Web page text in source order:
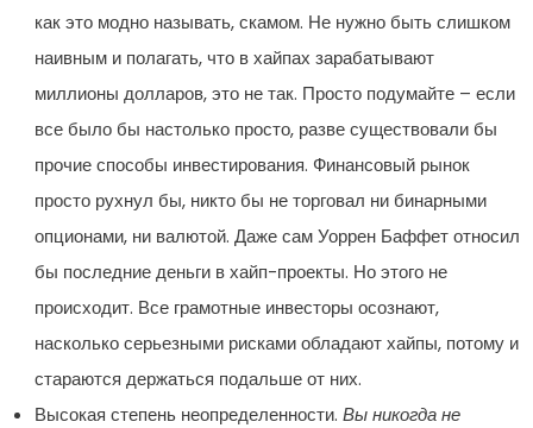
как это модно называть, скамом. Не нужно быть слишком
наивным и полагать, что в хайпах зарабатывают
миллионы долларов, это не так. Просто подумайте – если
все было бы настолько просто, разве существовали бы
прочие способы инвестирования. Финансовый рынок
просто рухнул бы, никто бы не торговал ни бинарными
опционами, ни валютой. Даже сам Уоррен Баффет относил
бы последние деньги в хайп-проекты. Но этого не
происходит. Все грамотные инвесторы осознают,
насколько серьезными рисками обладают хайпы, потому и
стараются держаться подальше от них.
Высокая степень неопределенности. Вы никогда не